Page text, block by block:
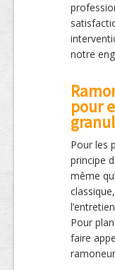
notre
pour
Pour les
principe
même
Pour
faire